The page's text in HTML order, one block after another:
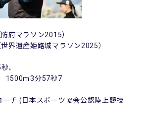
府マラソン2015）
界遺産姫路城マラソン2025）
、
1500ｍ3分57秒7
チ (日本スポーツ協会公認陸上競技